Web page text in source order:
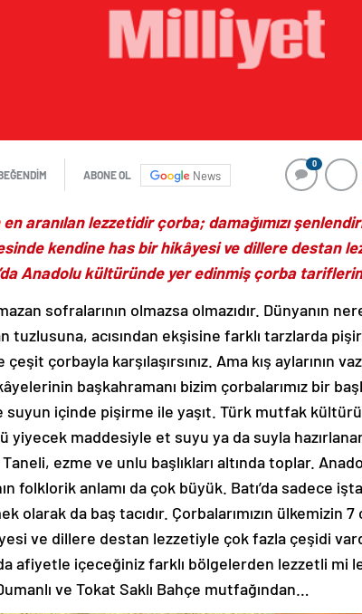
ABONE OL News
0
aranılan lezzetidir çorba; damağımızı
kendine has bir hikâyesi ve dillere destan
Anadolu kültüründe yer edinmiş çorba
sofralarının olmazsa olmazıdır. Dünyanın
tuzlusuna, acısından ekşisine farklı tarzlarda
çorbayla karşılaşırsınız. Ama kış aylarının
başkahramanı bizim çorbalarımız bir
içinde pişirme ile yaşıt. Türk mutfak kültürü
yiyecek maddesiyle et suyu ya da suyla
ezme ve unlu başlıkları altında toplar.
folklorik anlamı da çok büyük. Batı’da sadece
olarak da baş tacıdır. Çorbalarımızın ülkemizin
ve dillere destan lezzetiyle çok fazla çeşidi
afiyetle içeceğiniz farklı bölgelerden lezzetli mi
ve Tokat Saklı Bahçe mutfağından…